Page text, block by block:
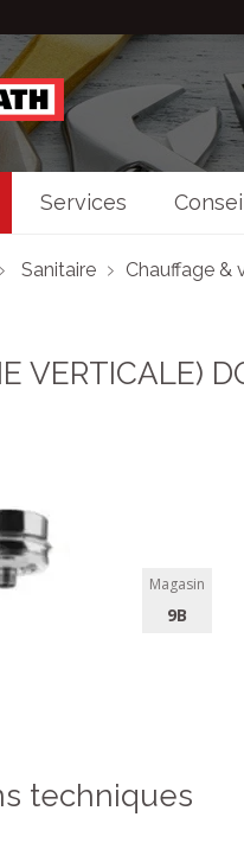
Services
Sanitaire Chauffage &
VERTICALE)
Magasin
9B
techniques